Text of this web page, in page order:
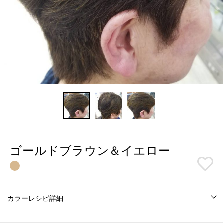
ゴールドブラウン＆イエロー
カラーレシピ詳細